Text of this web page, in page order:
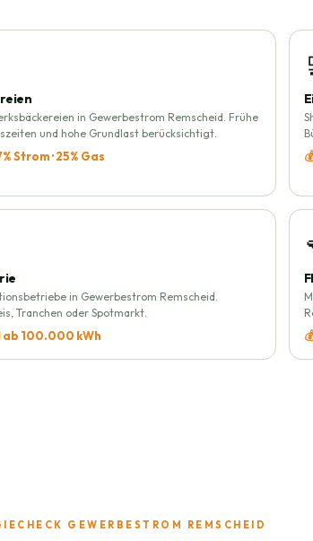
in Gewerbestrom Remscheid. Frühe
und hohe Grundlast berücksichtigt.
Strom · 25% Gas
in Gewerbestrom Remscheid.
Tranchen oder Spotmarkt.
ab 100.000 kWh
GEWERBESTROM REMSCHEID